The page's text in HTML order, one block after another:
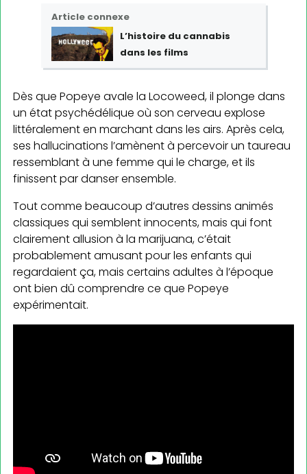
Article connexe
L’histoire du cannabis
dans les films
Dès que Popeye avale la Locoweed, il plonge dans
un état psychédélique où son cerveau explose
littéralement en marchant dans les airs. Après cela,
ses hallucinations l’amènent à percevoir un taureau
ressemblant à une femme qui le charge, et ils
finissent par danser ensemble.
Tout comme beaucoup d’autres dessins animés
classiques qui semblent innocents, mais qui font
clairement allusion à la marijuana, c’était
probablement amusant pour les enfants qui
regardaient ça, mais certains adultes à l’époque
ont bien dû comprendre ce que Popeye
expérimentait.